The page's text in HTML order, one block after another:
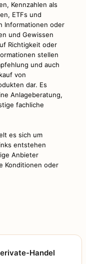
Kennzahlen als
ETFs und
Informationen oder
und Gewissen
Richtigkeit oder
stellen
und auch
von
dar. Es
Anlageberatung,
fachliche
es sich um
entstehen
Anbieter
Konditionen oder
Handel